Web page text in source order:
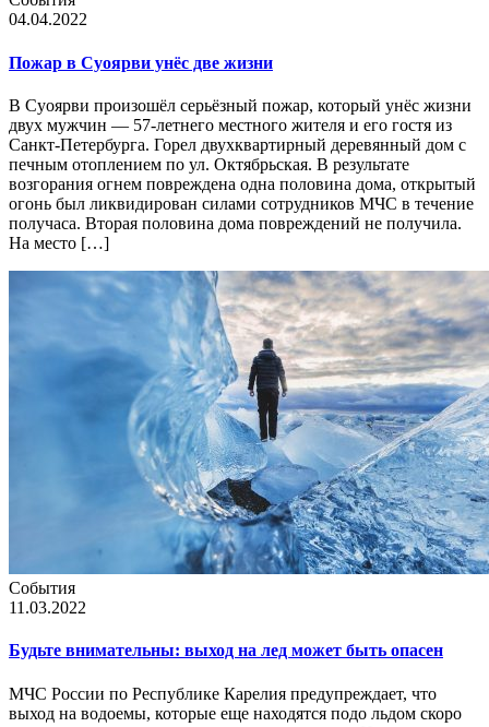
04.04.2022
Пожар в Суоярви унёс две жизни
В Суоярви произошёл серьёзный пожар, который унёс жизни
двух мужчин — 57-летнего местного жителя и его гостя из
Санкт-Петербурга. Горел двухквартирный деревянный дом с
печным отоплением по ул. Октябрьская. В результате
возгорания огнем повреждена одна половина дома, открытый
огонь был ликвидирован силами сотрудников МЧС в течение
получаса. Вторая половина дома повреждений не получила.
На место […]
События
11.03.2022
Будьте внимательны: выход на лед может быть опасен
МЧС России по Республике Карелия предупреждает, что
выход на водоемы, которые еще находятся подо льдом скоро